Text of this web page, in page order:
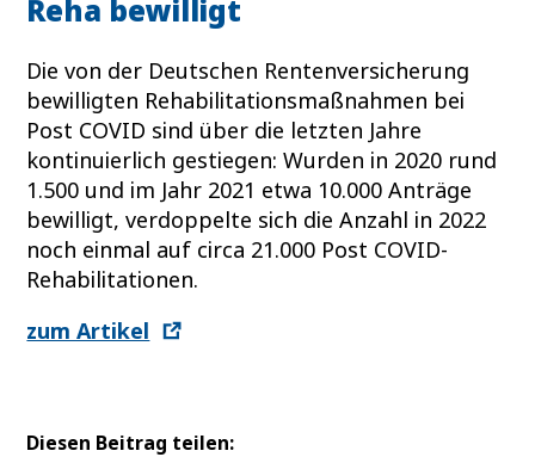
Reha bewilligt
Die von der Deutschen Rentenversicherung
bewilligten Rehabilitationsmaßnahmen bei
Post COVID sind über die letzten Jahre
kontinuierlich gestiegen: Wurden in 2020 rund
1.500 und im Jahr 2021 etwa 10.000 Anträge
bewilligt, verdoppelte sich die Anzahl in 2022
noch einmal auf circa 21.000 Post COVID-
Rehabilitationen.
zum Artikel
Diesen Beitrag teilen: